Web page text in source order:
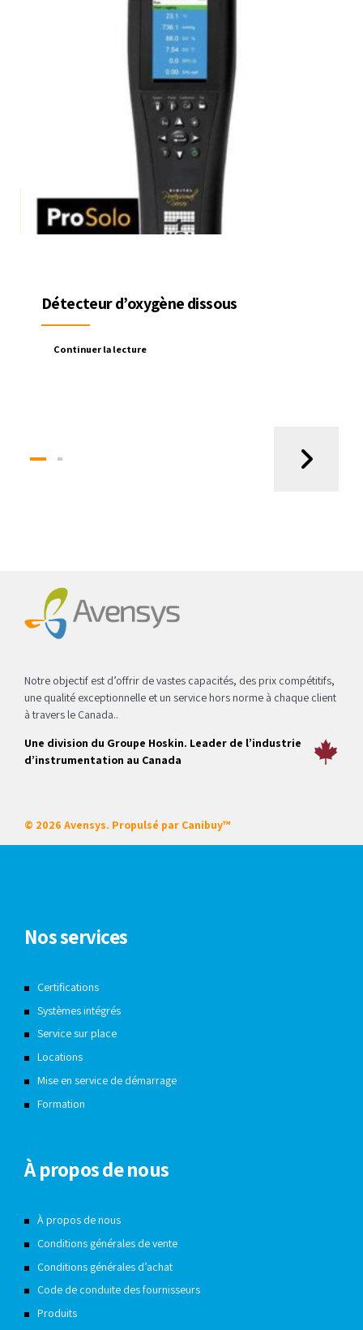
Détecteur d’oxygène dissous
Continuer la lecture
Notre objectif est d’offrir de vastes capacités, des prix compétitifs,
une qualité exceptionnelle et un service hors norme à chaque client
à travers le Canada..
Une division du Groupe Hoskin. Leader de l’industrie
d’instrumentation au Canada
© 2026 Avensys. Propulsé par Canibuy™
Nos services
Certifications
Systèmes intégrés
Service sur place
Locations
Mise en service de démarrage
Formation
À propos de nous
À propos de nous
Conditions générales de vente
Conditions générales d’achat
Code de conduite des fournisseurs
Produits